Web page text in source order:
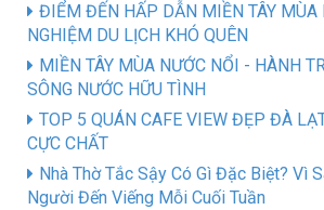
ĐIỂM ĐẾN HẤP DẪN MIỀN TÂY MÙA
NGHIỆM DU LỊCH KHÓ QUÊN
MIỀN TÂY MÙA NƯỚC NỔI - HÀNH
SÔNG NƯỚC HỮU TÌNH
TOP 5 QUÁN CAFE VIEW ĐẸP ĐÀ
CỰC CHẤT
Nhà Thờ Tắc Sậy Có Gì Đặc Biệt? Vì
Người Đến Viếng Mỗi Cuối Tuần